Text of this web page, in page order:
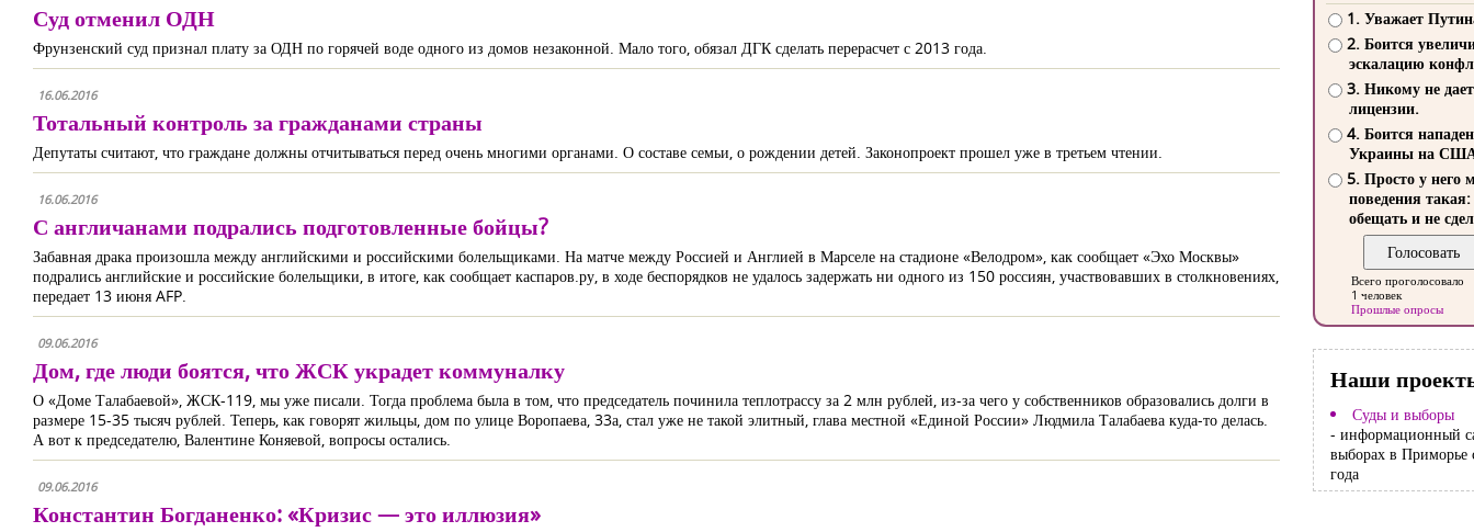
Суд отменил ОДН
Фрунзенский суд признал плату за ОДН по горячей воде одного из домов незаконной. Мало того, обязал ДГК сделать перерасчет с 2013 года.
16.06.2016
Тотальный контроль за гражданами страны
Депутаты считают, что граждане должны отчитываться перед очень многими органами. О составе семьи, о рождении детей. Законопроект прошел уже в третьем чтении.
16.06.2016
С англичанами подрались подготовленные бойцы?
Забавная драка произошла между английскими и российскими болельщиками. На матче между Россией и Англией в Марселе на стадионе «Велодром», как сообщает «Эхо Москвы»
подрались английские и российские болельщики, в итоге, как сообщает каспаров.ру, в ходе беспорядков не удалось задержать ни одного из 150 россиян, участвовавших в столкновениях,
передает 13 июня AFP.
09.06.2016
Дом, где люди боятся, что ЖСК украдет коммуналку
О «Доме Талабаевой», ЖСК-119, мы уже писали. Тогда проблема была в том, что председатель починила теплотрассу за 2 млн рублей, из-за чего у собственников образовались долги в
размере 15-35 тысяч рублей. Теперь, как говорят жильцы, дом по улице Воропаева, 33а, стал уже не такой элитный, глава местной «Единой России» Людмила Талабаева куда-то делась.
А вот к председателю, Валентине Коняевой, вопросы остались.
09.06.2016
Константин Богданенко: «Кризис — это иллюзия»
1. Уважает
2. Боится
эскалацию
3. Никому не
лицензии.
4. Боится
Украины на
5. Просто у него
поведения такая:
обещать и не
Всего проголосовало
1 человек
Прошлые опросы
Наши
Суды и выборы
- информационный
выборах в Приморье
года